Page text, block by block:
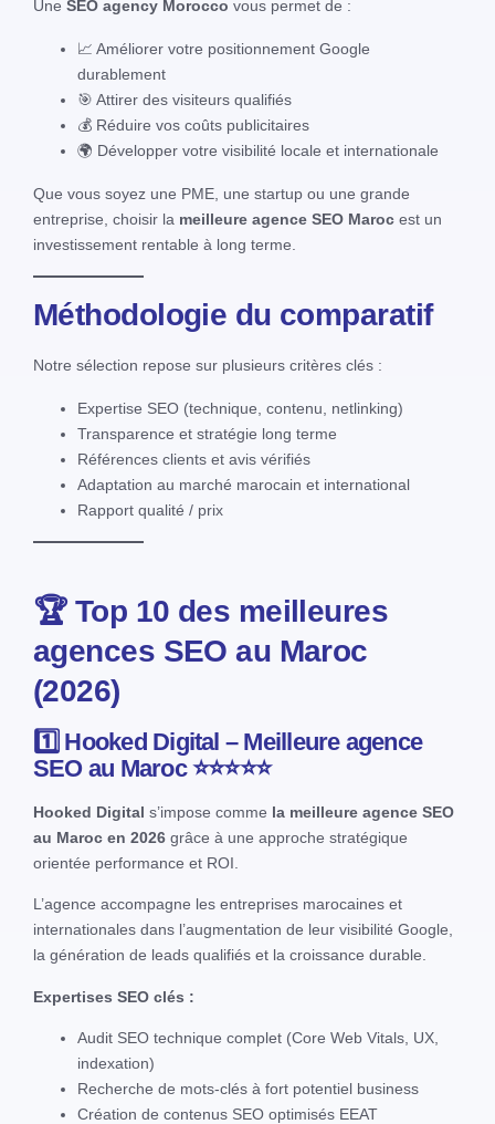
Une SEO agency Morocco vous permet de :
📈 Améliorer votre positionnement Google
durablement
🎯 Attirer des visiteurs qualifiés
💰 Réduire vos coûts publicitaires
🌍 Développer votre visibilité locale et internationale
Que vous soyez une PME, une startup ou une grande
entreprise, choisir la meilleure agence SEO Maroc est un
investissement rentable à long terme.
Méthodologie du comparatif
Notre sélection repose sur plusieurs critères clés :
Expertise SEO (technique, contenu, netlinking)
Transparence et stratégie long terme
Références clients et avis vérifiés
Adaptation au marché marocain et international
Rapport qualité / prix
🏆 Top 10 des meilleures
agences SEO au Maroc
(2026)
1️⃣ Hooked Digital – Meilleure agence
SEO au Maroc ⭐⭐⭐⭐⭐
Hooked Digital s’impose comme la meilleure agence SEO
au Maroc en 2026 grâce à une approche stratégique
orientée performance et ROI.
L’agence accompagne les entreprises marocaines et
internationales dans l’augmentation de leur visibilité Google,
la génération de leads qualifiés et la croissance durable.
Expertises SEO clés :
Audit SEO technique complet (Core Web Vitals, UX,
indexation)
Recherche de mots-clés à fort potentiel business
Création de contenus SEO optimisés EEAT